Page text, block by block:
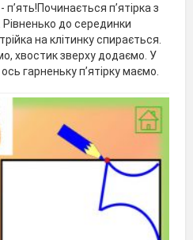
п’ятірка з
до серединки
на клітинку спирається.
хвостик зверху додаємо. У
гарненьку п’ятірку маємо.